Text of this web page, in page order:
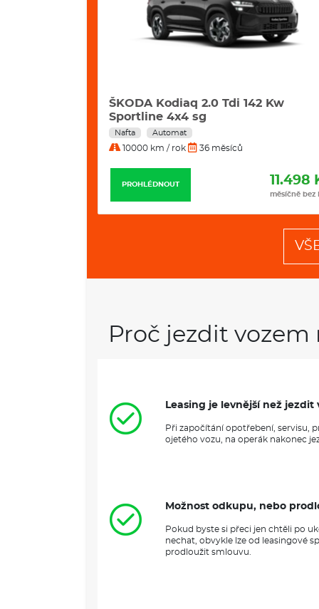
ŠKODA Kodiaq 2.0 Tdi 142 Kw
Sportline 4x4 sg
Nafta Automat
10000 km / rok 36 měsíců
PROHLÉDNOUT 11.498
měsíčně bez
Proč jezdit
Leasing je levnější než
Při započítání opotřebení, servisu,
ojetého vozu, na operák nakonec
Možnost odkupu, nebo
Pokud byste si přeci jen chtěli po
nechat, obvykle lze od leasingové
prodloužit smlouvu.